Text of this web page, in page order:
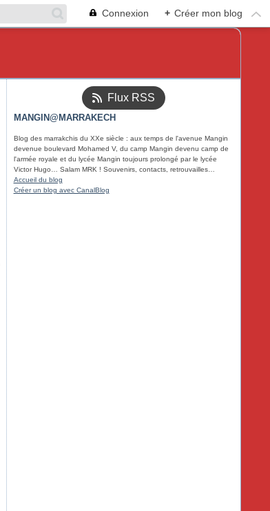
Connexion + Créer mon blog
Flux RSS
MANGIN@MARRAKECH
Blog des marrakchis du XXe siècle : aux temps de l'avenue Mangin
devenue boulevard Mohamed V, du camp Mangin devenu camp de
l'armée royale et du lycée Mangin toujours prolongé par le lycée
Victor Hugo… Salam MRK ! Souvenirs, contacts, retrouvailles…
Accueil du blog
Créer un blog avec CanalBlog